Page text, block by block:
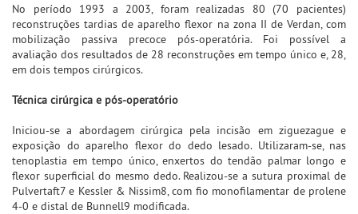
No período 1993 a 2003, foram realizadas 80 (70 pacientes)
reconstruções tardias de aparelho flexor na zona II de Verdan, com
mobilização passiva precoce pós-operatória. Foi possível a
avaliação dos resultados de 28 reconstruções em tempo único e, 28,
em dois tempos cirúrgicos.
Técnica cirúrgica e pós-operatório
Iniciou-se a abordagem cirúrgica pela incisão em ziguezague e
exposição do aparelho flexor do dedo lesado. Utilizaram-se, nas
tenoplastia em tempo único, enxertos do tendão palmar longo e
flexor superficial do mesmo dedo. Realizou-se a sutura proximal de
Pulvertaft7 e Kessler & Nissim8, com fio monofilamentar de prolene
4-0 e distal de Bunnell9 modificada.